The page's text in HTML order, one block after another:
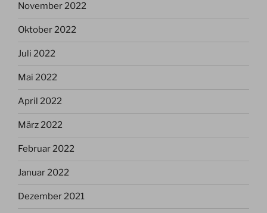
November 2022
Oktober 2022
Juli 2022
Mai 2022
April 2022
März 2022
Februar 2022
Januar 2022
Dezember 2021